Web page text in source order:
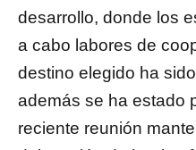
desarrollo, donde los
a cabo labores de
destino elegido ha
además se ha estado
reciente reunión